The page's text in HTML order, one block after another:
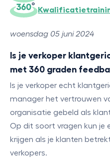
woensdag 05 juni 2024
Is je verkoper
met 360 graden
Is je verkoper echt
manager het vertrouwen
organisatie gebeld als
Op dit soort vragen kun je
krijgen als je klanten
verkopers.